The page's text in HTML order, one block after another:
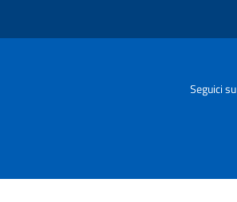
Seguici su